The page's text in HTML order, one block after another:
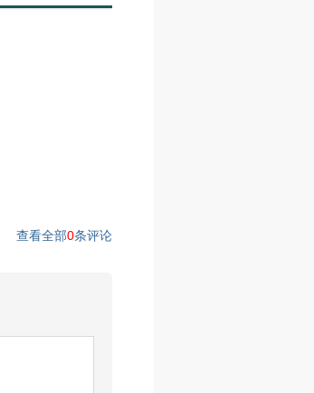
查看全部0条评论